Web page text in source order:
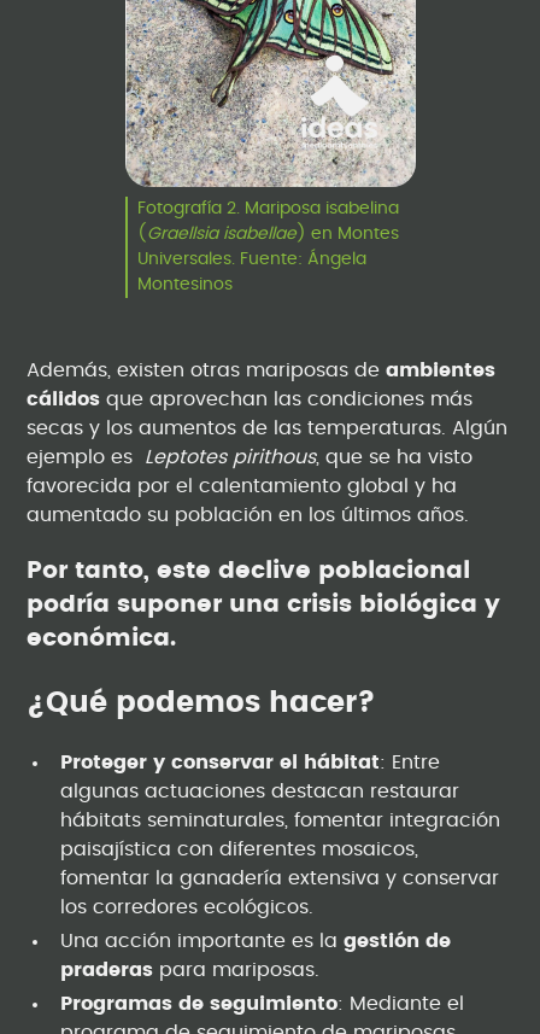
Fotografía 2. Mariposa isabelina
( Graellsia isabellae) en Montes
Universales. Fuente: Ángela
Montesinos
Además, existen otras mariposas deambientes
cálidos que aprovechan las condiciones más
secas y los aumentos de las temperaturas. Algún
ejemplo es Leptotes pirithous, que se ha visto
favorecida por el calentamiento global y ha
aumentado su población en los últimos años.
Por tanto, este declive poblacional
podría suponer una crisis biológica y
económica.
¿Qué podemos hacer?
Proteger y conservar el hábitat: Entre
algunas actuaciones destacan restaurar
hábitats seminaturales, fomentar integración
paisajística con diferentes mosaicos,
fomentar la ganadería extensiva y conservar
los corredores ecológicos.
Una acción importante es lagestión de
praderas para mariposas.
Programas de seguimiento: Mediante el